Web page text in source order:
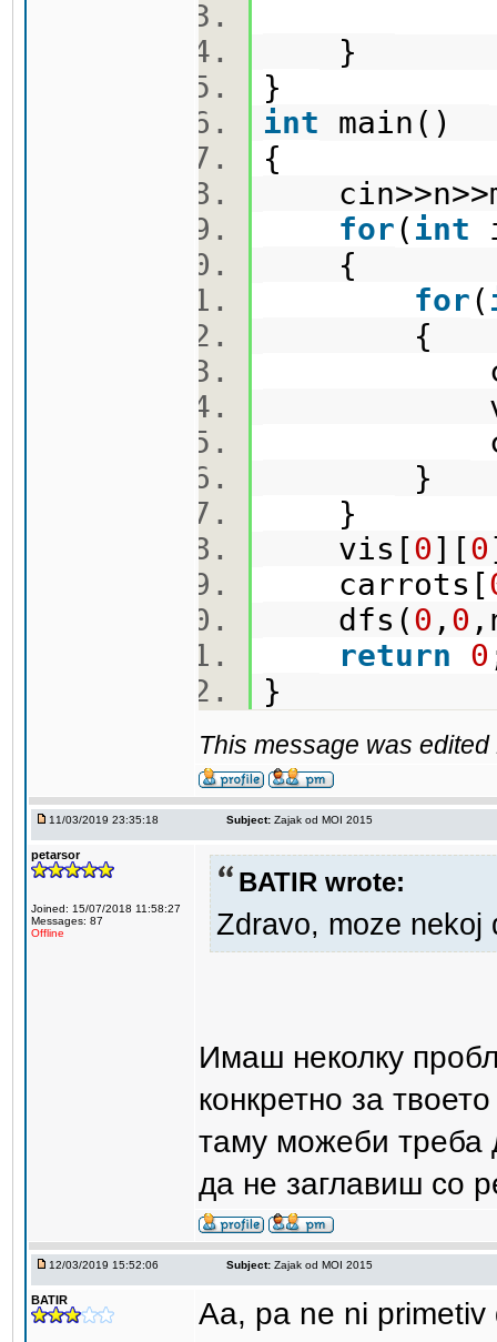
}
}
int main()
{
for( int
{
for(
{
}
}
vis[0][0
carrots[
dfs(0 , 0
return
0
}
This message was
11/03/2019 23:35:18 Subject: Zajak od MOI 2015
petarsor
Joined: 15/07/2018 11:58:27
Messages: 87
Offline
BATIR wrote:
Zdravo, moze nekoj
Имаш неколку
конкретно за
таму можеби треба
да не заглавиш со
12/03/2019 15:52:06 Subject: Zajak od MOI 2015
BATIR
Aa, pa ne ni